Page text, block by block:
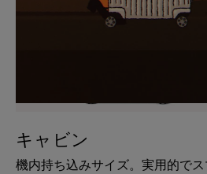
キャビン
機内持ち込みサイズ。実用的で